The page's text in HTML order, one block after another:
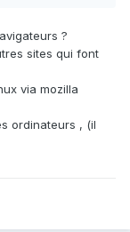
?
sites qui font
via mozilla
ordinateurs , (il